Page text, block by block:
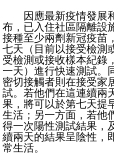
因應最新疫情發展和
布，已入住社區隔離設
接種至少兩劑新冠疫苗
七天（目前以接受檢測
受檢測或接收樣本紀錄
一天）進行快速測試。
密切接觸者則在接受家
試。若他們在這連續兩
果，將可以於第七天提
生活；另一方面，若他
得一次陽性測試結果，
續兩天的結果呈陰性，
常生活。